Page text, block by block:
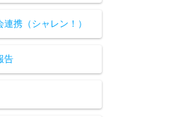
携（シャレン！）
告